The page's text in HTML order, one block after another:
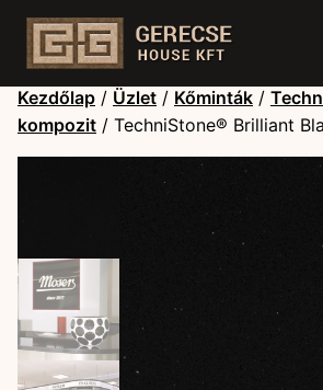
Kezdőlap / Üzlet / Kőminták /
kompozit / TechniStone® Brilliant